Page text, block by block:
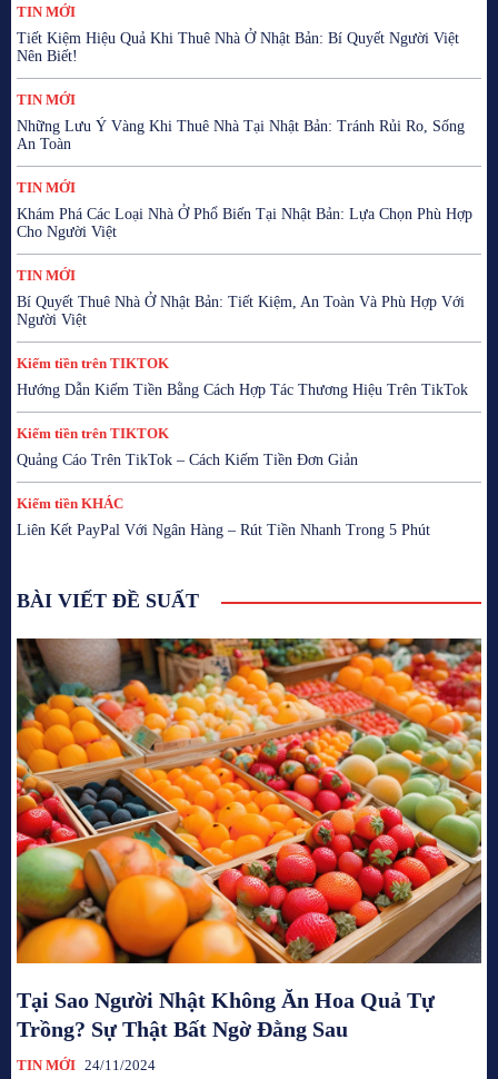
TIN MỚI
Tiết Kiệm Hiệu Quả Khi Thuê Nhà Ở Nhật Bản: Bí Quyết Người Việt
Nên Biết!
TIN MỚI
Những Lưu Ý Vàng Khi Thuê Nhà Tại Nhật Bản: Tránh Rủi Ro, Sống
An Toàn
TIN MỚI
Khám Phá Các Loại Nhà Ở Phổ Biến Tại Nhật Bản: Lựa Chọn Phù Hợp
Cho Người Việt
TIN MỚI
Bí Quyết Thuê Nhà Ở Nhật Bản: Tiết Kiệm, An Toàn Và Phù Hợp Với
Người Việt
Kiếm tiền trên TIKTOK
Hướng Dẫn Kiếm Tiền Bằng Cách Hợp Tác Thương Hiệu Trên TikTok
Kiếm tiền trên TIKTOK
Quảng Cáo Trên TikTok – Cách Kiếm Tiền Đơn Giản
Kiếm tiền KHÁC
Liên Kết PayPal Với Ngân Hàng – Rút Tiền Nhanh Trong 5 Phút
BÀI VIẾT ĐỀ SUẤT
Tại Sao Người Nhật Không Ăn Hoa Quả Tự
Trồng? Sự Thật Bất Ngờ Đằng Sau
TIN MỚI 24/11/2024